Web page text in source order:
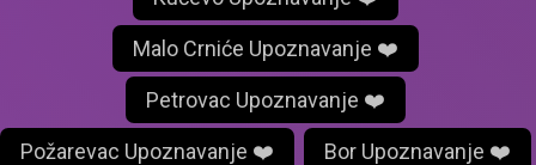
Malo Crniće Upoznavanje ❤️
Petrovac Upoznavanje ❤️
Požarevac Upoznavanje ❤️ Bor Upoznavanje ❤️